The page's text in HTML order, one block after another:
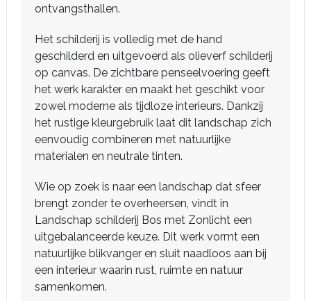
ontvangsthallen.
Het schilderij is volledig met de hand
geschilderd en uitgevoerd als olieverf schilderij
op canvas. De zichtbare penseelvoering geeft
het werk karakter en maakt het geschikt voor
zowel moderne als tijdloze interieurs. Dankzij
het rustige kleurgebruik laat dit landschap zich
eenvoudig combineren met natuurlijke
materialen en neutrale tinten.
Wie op zoek is naar een landschap dat sfeer
brengt zonder te overheersen, vindt in
Landschap schilderij Bos met Zonlicht een
uitgebalanceerde keuze. Dit werk vormt een
natuurlijke blikvanger en sluit naadloos aan bij
een interieur waarin rust, ruimte en natuur
samenkomen.